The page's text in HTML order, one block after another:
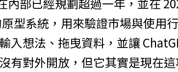
型系統，用來驗證市場與使用
入想法、拖曳資料，並讓
有對外開放，但它其實是現在